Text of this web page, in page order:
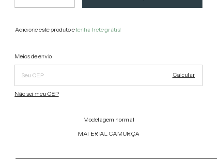
Adicione este produto etenha frete grátis!
Entregas para o CEP:
Meios de envio
Calcular
Não sei meu CEP
Modelagem normal
MATERIAL CAMURÇA